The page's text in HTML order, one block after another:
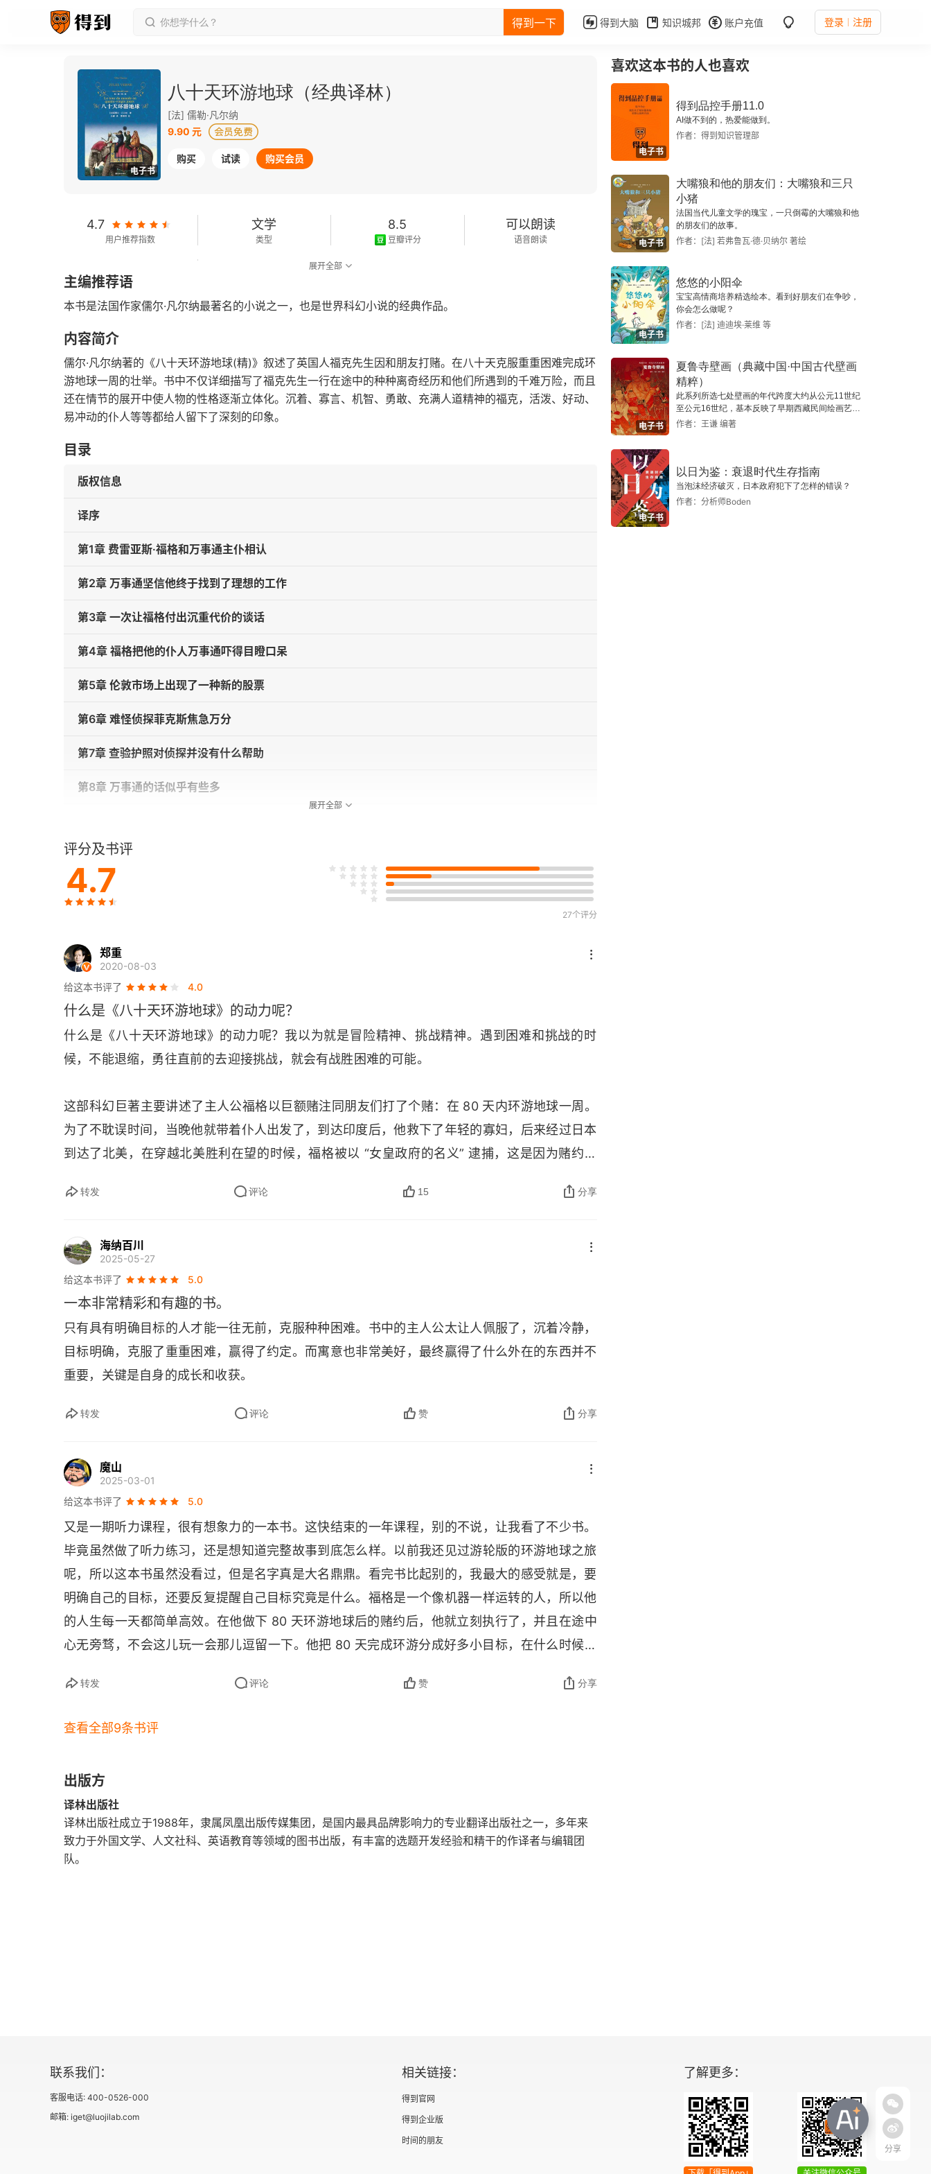
得到一下 得到大脑 知识城邦 账户充值 登录 注册
电子书
八十天环游地球（经典译林）
[法] 儒勒·凡尔纳
9.90 元
购买 试读 购买会员
4.7
用户推荐指数
文学
类型
8.5
豆瓣评分
可以朗读
语音朗读
字数
展开全部
主编推荐语
本书是法国作家儒尔·凡尔纳最著名的小说之一，也是世界科幻小说的经典作品。
内容简介
儒尔·凡尔纳著的《八十天环游地球(精)》叙述了英国人福克先生因和朋友打赌。在八十天克服重重困难完成环
游地球一周的壮举。书中不仅详细描写了福克先生一行在途中的种种离奇经历和他们所遇到的千难万险，而且
还在情节的展开中使人物的性格逐渐立体化。沉着、寡言、机智、勇敢、充满人道精神的福克，活泼、好动、
易冲动的仆人等等都给人留下了深刻的印象。
目录
版权信息
译序
第1章 费雷亚斯·福格和万事通主仆相认
第2章 万事通坚信他终于找到了理想的工作
第3章 一次让福格付出沉重代价的谈话
第4章 福格把他的仆人万事通吓得目瞪口呆
第5章 伦敦市场上出现了一种新的股票
第6章 难怪侦探菲克斯焦急万分
第7章 查验护照对侦探并没有什么帮助
第8章 万事通的话似乎有些多
第10章 万事通虽然丢了鞋子但是幸亏逃掉了
第11章 福格花高价买了一头坐骑
第13章 万事通再次证明幸运总是青睐勇敢者
第14章 福格沿着迷人的恒河山谷而下，却无心赏景
第16章 菲克斯假装什么都不知道
第18章 福格、万事通和菲克斯各行其事
第19章 万事通极力为主人辩护
第20章 菲克斯和福格正面交锋
第22章 万事通深有体会，不论身在何处口袋里都要有钱
第23章 万事通的鼻子变得奇长无比
第24章 横渡太平洋
第28章 万事通无法让人明白他的道理
第29章 只有在联合铁路上才会碰到的怪事
第30章 福格仅仅做了份内之事
第31章 侦探菲克斯认真地为福格着想
第32章 福格和坏运气作坚决斗争
第33章 福格渡过了难关
第36章 “福格股”在股市又有了价值
第37章 福格的这次环球旅行除了幸福什么也没得到
展开全部
评分及书评
4.7
27个评分
郑重
2020-08-03
给这本书评了
4.0
什么是《八十天环游地球》的动力呢？
什么是《八十天环游地球》的动力呢？我以为就是冒险精神、挑战精神。遇到困难和挑战的时
候，不能退缩，勇往直前的去迎接挑战，就会有战胜困难的可能。
这部科幻巨著主要讲述了主人公福格以巨额赌注同朋友们打了个赌：在 80 天内环游地球一周。
为了不耽误时间，当晚他就带着仆人出发了，到达印度后，他救下了年轻的寡妇，后来经过日本
到达了北美，在穿越北美胜利在望的时候，福格被以 “女皇政府的名义” 逮捕，这是因为赌约的
5 分钟，突然又发现时差问题自己赢得了一天的时间，最终获得了胜利，并赢得了艾娥达的爱
船，但在 19 世纪确实个不可思议的事情，靠个人的能力完成这样的壮举似乎是非常艰难的，但
福格以非凡的冒险精神和挑战精神，终于实现了人生的价值目标。
尽管冒险被西方心理学家称为一种性格特征，但是必须看到：敢冒险的人总是在冒险，不爱冒险
具有冒险精神的人总是在不断尝试各种冒险事情。福格先生是这样，当代企业家王石先生也是这
峰的征途。
其实富人并不比普通人聪明，学识也不一定比一般人多，智商也不一定有多高。这些富人之所以
能成功，那是因为富人们具有的冒险精神；或是敢想敢做的精神确实令人敬佩。
虽然我们现在不具备冒险精神，但我们却可以让自己具有冒险的习惯。方法就在于你自己的主动
锤炼、塑造、培养。对企业而言，最好的营销策略就是打造企业领导人形象，这样不但效果好，
而且比别的营销方式更省钱。王石攀登山岩，这肯定是有危险的，但是他用这种冒险获得的收
益，那就不是简单用一两百万这样的数字能衡量出来的。
刺激。他们寻求的刺激不仅是简单的兴奋，而是一种对极限的挑战。冒险精神是非常特殊而且对
战，并且为了达到最终的目标，能够承受重大的挫折和打击。正是这些特质使他们成为人们心目
中的成功者，他们能在逆境中给人强大激励。
人生需要冒险，强者都有冒险的精神。经常冒险可以保持你对生活的持续热情和永不衰减的情趣
转发 评论 15 分享
海纳百川
2025-05-27
给这本书评了
5.0
一本非常精彩和有趣的书。
只有具有明确目标的人才能一往无前，克服种种困难。书中的主人公太让人佩服了，沉着冷静，
目标明确，克服了重重困难，赢得了约定。而寓意也非常美好，最终赢得了什么外在的东西并不
重要，关键是自身的成长和收获。
转发 评论 赞 分享
魔山
2025-03-01
给这本书评了
5.0
又是一期听力课程，很有想象力的一本书。这快结束的一年课程，别的不说，让我看了不少书。
毕竟虽然做了听力练习，还是想知道完整故事到底怎么样。以前我还见过游轮版的环游地球之旅
呢，所以这本书虽然没看过，但是名字真是大名鼎鼎。看完书比起别的，我最大的感受就是，要
明确自己的目标，还要反复提醒自己目标究竟是什么。福格是一个像机器一样运转的人，所以他
的人生每一天都简单高效。在他做下 80 天环游地球后的赌约后，他就立刻执行了，并且在途中
心无旁骛，不会这儿玩一会那儿逗留一下。他把 80 天完成环游分成好多小目标，在什么时候必
是朝东环游，在每一个时区都帮助他节省了一小时，其实他早一天完成了任务。我想到之前看的
花费了绝大部分资产，可是那又怎样，他让全世界都知道他用了 80 天环游了地球，他可以靠自
己的独特经历换取他失去的，真的是金钱用了另一种方式又回来了。
转发 评论 赞 分享
查看全部9条书评
出版方
译林出版社
译林出版社成立于1988年，隶属凤凰出版传媒集团，是国内最具品牌影响力的专业翻译出版社之一，多年来
致力于外国文学、人文社科、英语教育等领域的图书出版，有丰富的选题开发经验和精干的作译者与编辑团
队。
喜欢这本书的人也喜欢
电子书
得到品控手册11.0
AI做不到的，热爱能做到。
作者：得到知识管理部
电子书
大嘴狼和他的朋友们：大嘴狼和三只
小猪
法国当代儿童文学的瑰宝，一只倒霉的大嘴狼和他
的朋友们的故事。
作者：[法] 若弗鲁瓦·德·贝纳尔 著绘
电子书
悠悠的小阳伞
宝宝高情商培养精选绘本。看到好朋友们在争吵，
你会怎么做呢？
作者：[法] 迪迪埃·莱维 等
电子书
夏鲁寺壁画（典藏中国·中国古代壁画
精粹）
此系列所选七处壁画的年代跨度大约从公元11世纪
至公元16世纪，基本反映了早期西藏民间绘画艺术
的风貌。
作者：王谦 编著
电子书
以日为鉴：衰退时代生存指南
当泡沫经济破灭，日本政府犯下了怎样的错误？
作者：分析师Boden
分享
联系我们：
客服电话: 400-0526-000
邮箱: iget@luojilab.com
相关链接：
得到官网
得到企业版
时间的朋友
了解更多：